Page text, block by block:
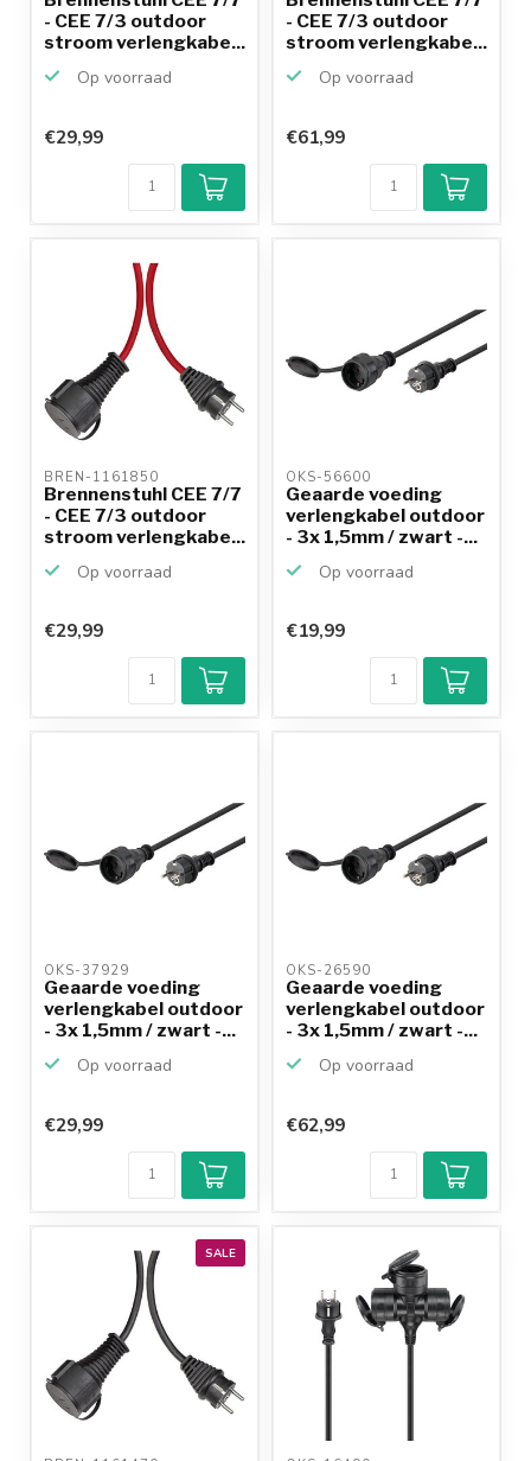
- CEE 7/3 outdoor
stroom verlengkabe...
Op voorraad
€29,99
- CEE 7/3 outdoor
stroom verlengkabe...
Op voorraad
€61,99
BREN-1161850
Brennenstuhl CEE 7/7
- CEE 7/3 outdoor
stroom verlengkabe...
Op voorraad
€29,99
OKS-56600
Geaarde voeding
verlengkabel outdoor
- 3x 1,5mm / zwart -...
Op voorraad
€19,99
OKS-37929
Geaarde voeding
verlengkabel outdoor
- 3x 1,5mm / zwart -...
Op voorraad
€29,99
OKS-26590
Geaarde voeding
verlengkabel outdoor
- 3x 1,5mm / zwart -...
Op voorraad
€62,99
SALE